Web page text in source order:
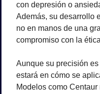
con depresión o
Además, su desarrollo
no en manos de una
compromiso con la
Aunque su precisión
estará en cómo se
Modelos como